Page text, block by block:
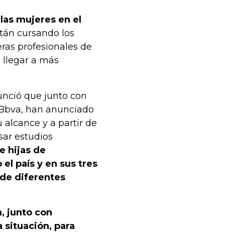
mujeres en el
cursando los
profesionales de
llegar a más
que junto con
han anunciado
alcance y a partir de
estudios
hijas de
país y en sus tres
diferentes
junto con
situación, para